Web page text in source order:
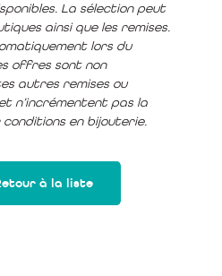
La sélection peut
ainsi que les remises.
lors du
offres sont non
autres remises ou
n’incrémentent pas la
en bijouterie.
à la liste